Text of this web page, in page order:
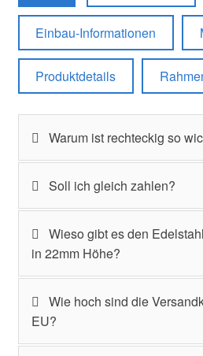
Zubehör
Kundenservice
Einbau-Informationen
Produktdetails
Warum ist rechteckig so
Soll ich gleich zahlen?
Wieso gibt es den
in 22mm Höhe?
Wie hoch sind die
EU?